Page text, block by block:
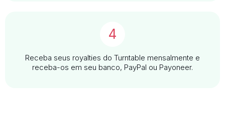
4
Receba seus royalties do Turntable mensalmente e
receba-os em seu banco, PayPal ou Payoneer.